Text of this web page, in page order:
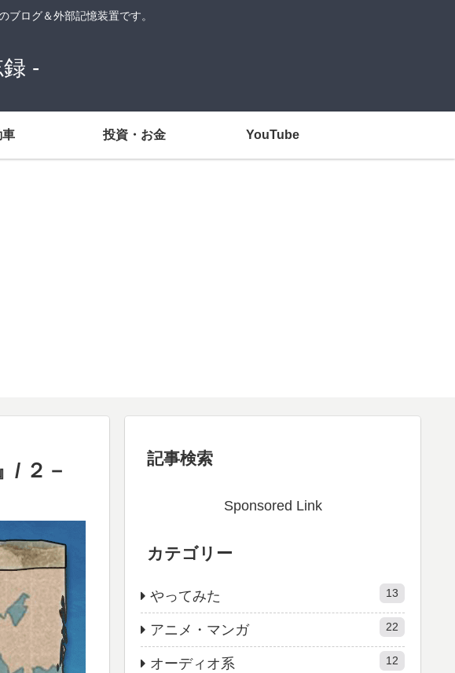
ブログ＆外部記憶装置です。
-
車 投資・お金 YouTube
/ ２－
記事検索
Sponsored Link
カテゴリー
やってみた 13
アニメ・マンガ 22
オーディオ系 12